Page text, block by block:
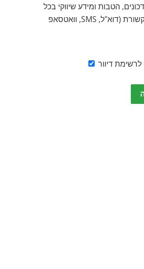
הטבות ומידע שיווקי בכל
אמצעי תקשורת (דוא"ל, SMS, וואטסאפ
דיוור